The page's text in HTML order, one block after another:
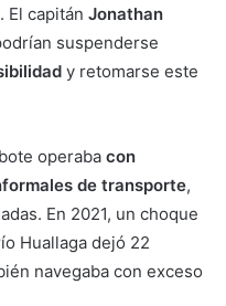
El capitán Jonathan
suspenderse
y retomarse este
operaba con
de transporte,
En 2021, un choque
Huallaga dejó 22
navegaba con exceso